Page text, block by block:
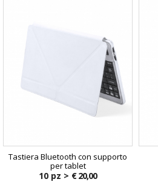
Tastiera Bluetooth con supporto
per tablet
10 pz > € 20,00